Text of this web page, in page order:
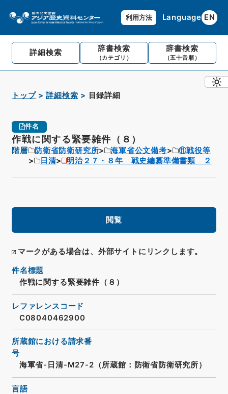
利用方法 Language EN
詳細検索 辞書検索
（カテゴリ）
辞書検索
（五十音順）
トップ 詳細検索 目録詳細
件名
作戦に関する緊要雑件（８）
階層 防衛省防衛研究所 海軍省公文備考
⑪戦役等
日清
明治２７・８年 戦史編纂準備書類 ２
閲覧
マークがある場合は、外部サイトにリンクします。
件名標題
作戦に関する緊要雑件（８）
レファレンスコード
C08040462900
所蔵館における請求番
号
海軍省-日清-M27-2（所蔵館：防衛省防衛研究所）
言語